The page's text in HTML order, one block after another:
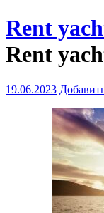
Rent
Rent
19.06.2023